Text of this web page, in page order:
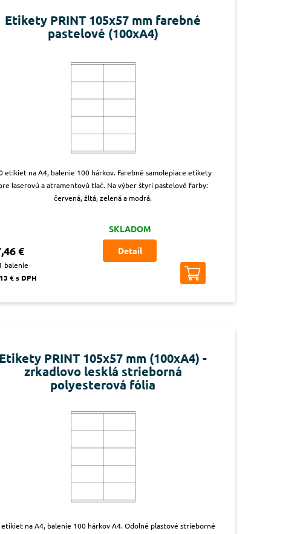
Etikety PRINT 105x57 mm farebné
pastelové (100xA4)
etikiet na A4, balenie 100 hárkov. Farebné samolepiace etikety
laserovú a atramentovú tlač. Na výber štyri pastelové farby:
červená, žltá, zelená a modrá.
€
balenie
€ s DPH
SKLADOM
Detail
Etikety PRINT 105x57 mm (100xA4) -
zrkadlovo lesklá strieborná
polyesterová fólia
etikiet na A4, balenie 100 hárkov A4. Odolné plastové strieborné